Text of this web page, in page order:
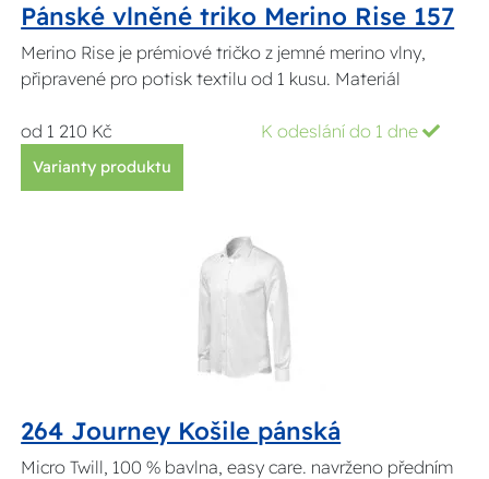
Pánské vlněné triko Merino Rise 157
Merino Rise je prémiové tričko z jemné merino vlny,
připravené pro potisk textilu od 1 kusu. Materiál
od 1 210 Kč K odeslání do 1 dne
Varianty produktu
264 Journey Košile pánská
Micro Twill, 100 % bavlna, easy care. navrženo předním